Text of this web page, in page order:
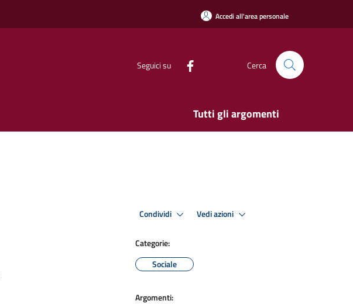
Accedi all'area personale
Seguici su Cerca
Tutti gli argomenti
Condividi Vedi azioni
Categorie:
Sociale
Argomenti: